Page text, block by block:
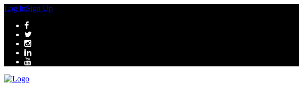
Log InSign Up